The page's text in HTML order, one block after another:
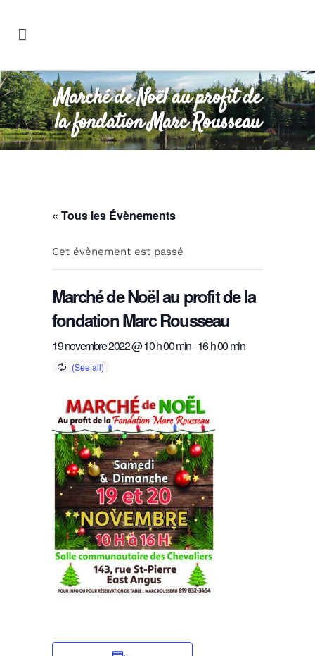
Marché de Noël au profit de
la fondation Marc Rousseau
« Tous les Évènements
Cet évènement est passé
Marché de Noël au profit de la
fondation Marc Rousseau
19 novembre 2022 @ 10 h 00 min-16 h 00 min